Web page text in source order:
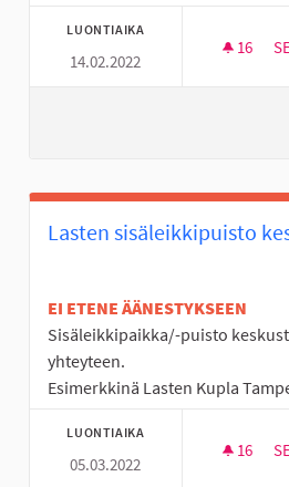
LUONTIAIKA
14.02.2022
16
Lasten sisäleikkipuisto
EI ETENE ÄÄNESTYKSEEN
Sisäleikkipaikka/-puisto
yhteyteen.
Esimerkkinä Lasten Kupla
LUONTIAIKA
05.03.2022
16